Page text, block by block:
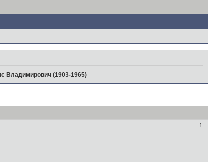
Владимирович (1903-1965)
1